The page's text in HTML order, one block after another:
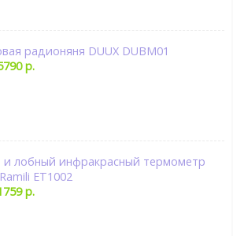
радионяня DUUX DUBM01
р.
лобный инфракрасный термометр
ET1002
р.